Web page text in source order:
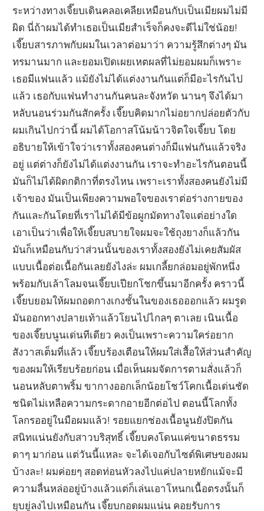
ระหว่างทางเจี๊ยบเดินคลอเคลียเหมือนกับเป็นเมียผมไม่มี
ผิด นี่ถ้าผมได้ทำเธอเป็นเมียสำเร็จก็คงจะดีไม่ใช่น้อย!
เจี๊ยบสารภาพกับผมในเวลาต่อมาว่า ความรู้สึกต่างๆ มัน
ทรมานมาก และยอมเปิดเผยเหตผลที่ไม่ยอมผมก็เพราะ
เธอมีแฟนแล้ว แม้ยังไม่ได้แต่งงานกันแต่ก็มีอะไรกันไป
แล้ว เธอกับแฟนทำงานกันคนละจังหวัด นานๆ จึงได้มา
หลับนอนร่วมกันสักครั้ง เจี๊ยบคิดมากไม่อยากปล่อยตัวกับ
ผมเกินไปกว่านี้ ผมได้โอกาสโน้มน้าวจิตใจเจี๊ยบ โดย
อธิบายให้เข้าใจว่าเราทั้งสองคนต่างก็มีแฟนกันแล้วจริง
อยู่ แต่ต่างก็ยังไม่ได้แต่งงานกัน เราจะทำอะไรกันตอนนี้
มันก็ไม่ได้ผิดกติกาที่ตรงไหน เพราะเราทั้งสองคนยังไม่มี
เจ้าของ มันเป็นเพียงความพอใจของเราต่อร่างกายของ
กันและกันโดยที่เราไม่ได้มีข้อผูกมัดทางใจแต่อย่างใด
เอาเป็นว่าเพื่อให้เจี๊ยบสบายใจผมจะใช้ถุงยางก็แล้วกัน
มันก็เหมือนกับว่าส่วนนั้นของเราทั้งสองยังไม่เคยสัมผัส
แบบเนื้อต่อเนื้อกันเลยยังไงล่ะ ผมเกลี้ยกล่อมอยู่พักหนึ่ง
พร้อมกับเล้าโลมจนเจี๊ยบเปียกโชกขึ้นมาอีกครั้ง คราวนี้
เจี๊ยบยอมให้ผมถอดกางเกงชั้นในของเธอออกแล้ว ผมรูด
มันออกทางปลายเท้าแล้วโยนไปไกลๆ ตาเลย เนินเนื้อ
ของเจี๊ยบนูนเด่นทีเดียว คงเป็นเพราะความใคร่อยาก
สังวาสเต็มที่แล้ว เจี๊ยบร้องเตือนให้ผมใส่เสื้อให้ส่วนสำคัญ
ของผมให้เรียบร้อยก่อน เมื่อเห็นผมจัดการตามสั่งแล้วก็
นอนหลับตาพริ้ม ขากางออกเล็กน้อยโชว์โคกเนื้อเด่นชัด
ชนิดไม่เหลือความกระดากอายอีกต่อไป ตอนนี้โลกทั้ง
โลกรออยู่ในมือผมแล้ว! รอยแยกช่องเนื้อนูนยังปิดกัน
สนิทแน่นยังกับสาวบริสุทธิ์ เจี๊ยบคงโดนแค่ขนาดธรรม
ดาๆ มาก่อน แต่วันนี้แหละ จะได้เจอกับไซด์พิเศษของผม
บ้างละ! ผมค่อยๆ สอดท่อนหัวลงไปแค่ปลายหยักแม้จะมี
ความลื่นหล่ออยู่บ้างแล้วแต่ก็เล่นเอาโหนกเนื้อตรงนั้นก็
ยุบยู่ลงไปเหมือนกัน เจี๊ยบกอดผมแน่น คอยรับการ